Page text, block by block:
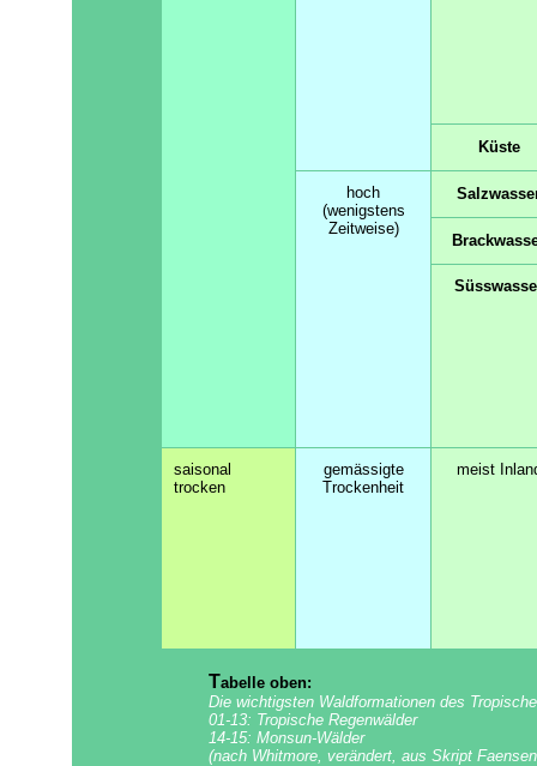
Küste
hoch
(wenigstens
Zeitweise)
saisonal
trocken
gemässigte
Trockenheit
meist
Tabelle oben:
Die wichtigsten Waldformationen des
01-13: Tropische Regenwälder
14-15: Monsun-Wälder
(nach Whitmore, verändert, aus Skript